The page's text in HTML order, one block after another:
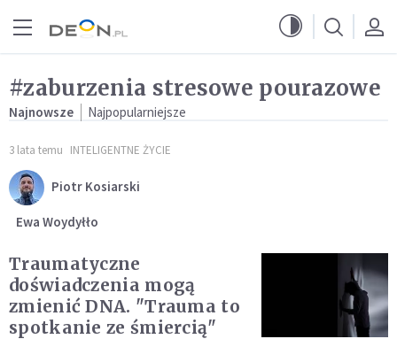
#zaburzenia stresowe pourazowe
Najnowsze Najpopularniejsze
3 lata temu INTELIGENTNE ŻYCIE
Piotr Kosiarski
Ewa Woydyłło
Traumatyczne
doświadczenia mogą
zmienić DNA. "Trauma to
spotkanie ze śmiercią"